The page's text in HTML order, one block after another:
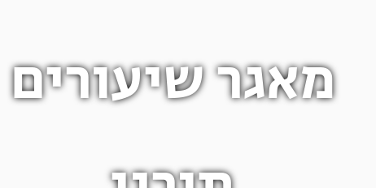
מאגר שיעורים